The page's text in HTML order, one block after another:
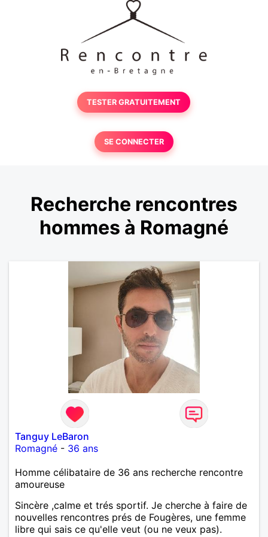
TESTER GRATUITEMENT
SE CONNECTER
Recherche rencontres
hommes à Romagné
Tanguy LeBaron
Romagné - 36 ans
Homme célibataire de 36 ans recherche rencontre
amoureuse
Sincère ,calme et trés sportif. Je cherche à faire de
nouvelles rencontres prés de Fougères, une femme
libre qui sais ce qu'elle veut (ou ne veux pas).